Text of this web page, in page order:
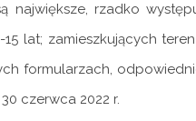
największe, rzadko
lat; zamieszkujących
formularzach,
czerwca 2022 r.